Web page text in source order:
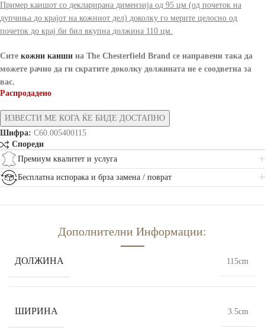
Пример каишот со декларирана димензија од 95 цм (од почеток на
дупчиња до крајот на кожниот дел) доколку го мерите целосно од
почеток до крај би бил вкупна должина 110 цм.
Сите кожни каиши на The Chesterfield Brand се направени така да
можете рачно да ги скратите доколку должината не е соодветна за
вас.
Распродадено
Шифра: C60.005400115
Спореди
Премиум квалитет и услуга
Бесплатна испорака и брза замена / поврат
Дополнителни Информации:
ДОЛЖИНА 115cm
ШИРИНА 3.5cm